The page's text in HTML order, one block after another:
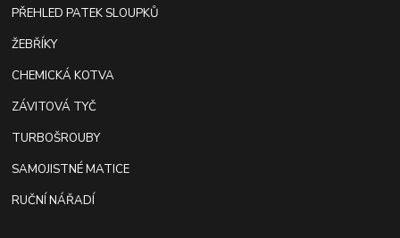
PŘEHLED PATEK SLOUPKŮ
ŽEBŘÍKY
CHEMICKÁ KOTVA
ZÁVITOVÁ TYČ
TURBOŠROUBY
SAMOJISTNÉ MATICE
RUČNÍ NÁŘADÍ